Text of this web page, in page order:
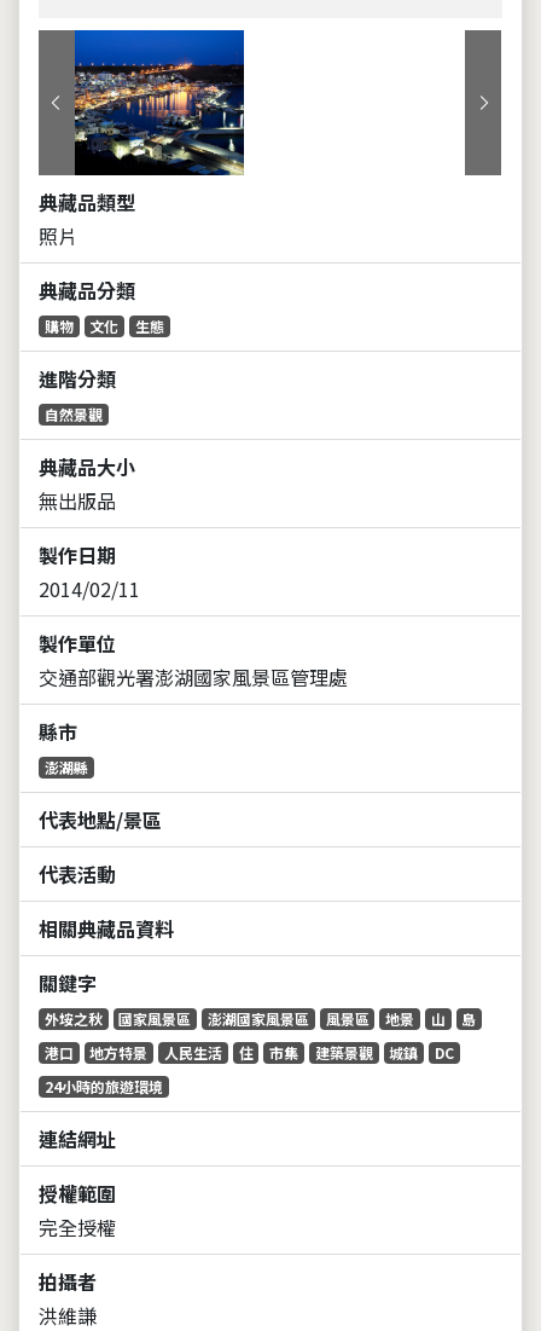
上一張 下一張
典藏品類型
照片
典藏品分類
購物 文化 生態
進階分類
自然景觀
典藏品大小
無出版品
製作日期
2014/02/11
製作單位
交通部觀光署澎湖國家風景區管理處
縣市
澎湖縣
代表地點/景區
代表活動
相關典藏品資料
關鍵字
外垵之秋 國家風景區 澎湖國家風景區 風景區 地景 山
島
港口
地方特景 人民生活 住 市集 建築景觀 城鎮
DC
24小時的旅遊環境
連結網址
授權範圍
完全授權
拍攝者
洪維謙